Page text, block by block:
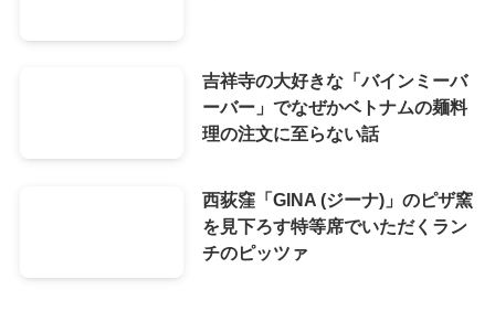
吉祥寺の大好きな「バインミーバ
ーバー」でなぜかベトナムの麺料
理の注文に至らない話
西荻窪「GINA (ジーナ)」のピザ窯
を見下ろす特等席でいただくラン
チのピッツァ